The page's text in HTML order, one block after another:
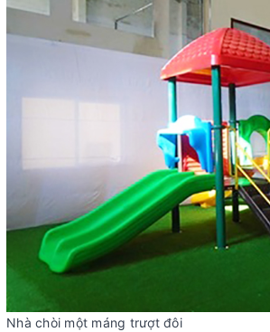
Nhà chòi một máng trượt đôi